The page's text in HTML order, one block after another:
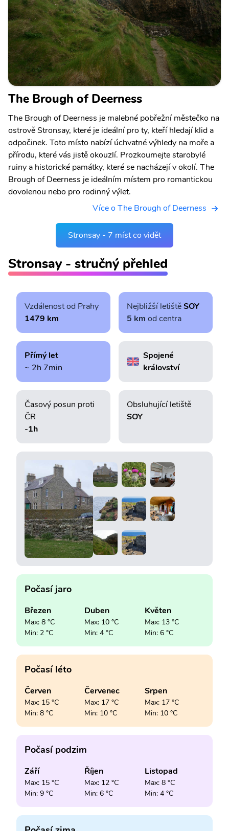
The Brough of Deerness
The Brough of Deerness je malebné pobřežní městečko na
ostrově Stronsay, které je ideální pro ty, kteří hledají klid a
odpočinek. Toto místo nabízí úchvatné výhledy na moře a
přírodu, které vás jistě okouzlí. Prozkoumejte starobylé
ruiny a historické památky, které se nacházejí v okolí. The
Brough of Deerness je ideálním místem pro romantickou
dovolenou nebo pro rodinný výlet.
Více o The Brough of Deerness
Stronsay - 7 míst co vidět
Stronsay - stručný přehled
Vzdálenost od Prahy
1479 km
Nejbližší letištěSOY
5 km od centra
Přímý let
~ 2h 7min
Spojené
království
Časový posun proti
ČR
-1h
Obsluhující letiště
SOY
Počasí jaro
Březen
Max: 8 °C
Min: 2 °C
Duben
Max: 10 °C
Min: 4 °C
Květen
Max: 13 °C
Min: 6 °C
Počasí léto
Červen
Max: 15 °C
Min: 8 °C
Červenec
Max: 17 °C
Min: 10 °C
Srpen
Max: 17 °C
Min: 10 °C
Počasí podzim
Září
Max: 15 °C
Min: 9 °C
Říjen
Max: 12 °C
Min: 6 °C
Listopad
Max: 8 °C
Min: 4 °C